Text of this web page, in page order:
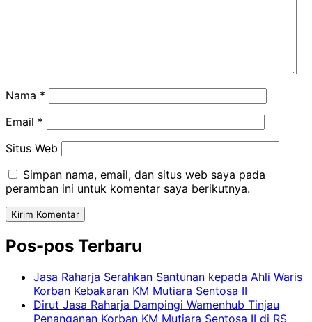
Nama *
Email *
Situs Web
Simpan nama, email, dan situs web saya pada
peramban ini untuk komentar saya berikutnya.
Pos-pos Terbaru
Jasa Raharja Serahkan Santunan kepada Ahli Waris
Korban Kebakaran KM Mutiara Sentosa II
Dirut Jasa Raharja Dampingi Wamenhub Tinjau
Penanganan Korban KM Mutiara Sentosa II di RS